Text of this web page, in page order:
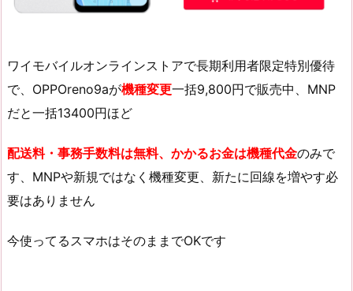
ワイモバイルオンラインストアで長期利用者限定特別優待
で、OPPOreno9aが機種変更一括9,800円で販売中、MNP
だと一括13400円ほど
配送料・事務手数料は無料、かかるお金は機種代金のみで
す、MNPや新規ではなく機種変更、新たに回線を増やす必
要はありません
今使ってるスマホはそのままでOKです